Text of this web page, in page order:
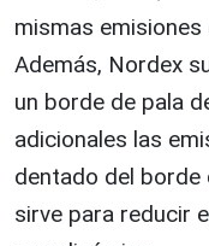
mismas
Además, Nordex
un borde de pala
adicionales las
dentado del borde
sirve para reducir